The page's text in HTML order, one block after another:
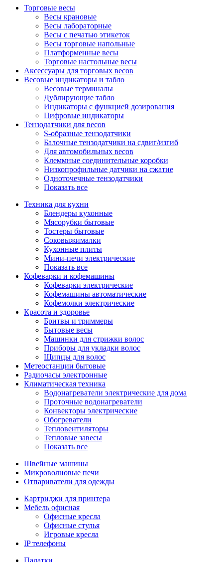
Торговые весы
Весы крановые
Весы лабораторные
Весы с печатью этикеток
Весы торговые напольные
Платформенные весы
Торговые настольные весы
Аксессуары для торговых весов
Весовые индикаторы и табло
Весовые терминалы
Дублирующие табло
Индикаторы с функцией дозирования
Цифровые индикаторы
Тензодатчики для весов
S-образные тензодатчики
Балочные тензодатчики на сдвиг/изгиб
Для автомобильных весов
Клеммные соединительные коробки
Низкопрофильные датчики на сжатие
Одноточечные тензодатчики
Показать все
Техника для кухни
Блендеры кухонные
Мясорубки бытовые
Тостеры бытовые
Соковыжималки
Кухонные плиты
Мини-печи электрические
Показать все
Кофеварки и кофемашины
Кофеварки электрические
Кофемашины автоматические
Кофемолки электрические
Красота и здоровье
Бритвы и триммеры
Бытовые весы
Машинки для стрижки волос
Приборы для укладки волос
Щипцы для волос
Метеостанции бытовые
Радиочасы электронные
Климатическая техника
Водонагреватели электрические для дома
Проточные водонагреватели
Конвекторы электрические
Обогреватели
Тепловентиляторы
Тепловые завесы
Показать все
Швейные машины
Микроволновые печи
Отпариватели для одежды
Картриджи для принтера
Мебель офисная
Офисные кресла
Офисные стулья
Игровые кресла
IP телефоны
Палатки